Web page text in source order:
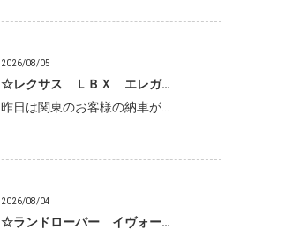
2026/08/05
☆レクサス ＬＢＸ エレガ…
昨日は関東のお客様の納車が…
2026/08/04
☆ランドローバー イヴォー…